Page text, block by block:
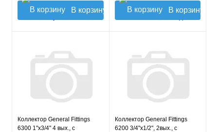
В корзину В корзину
Коллектор General Fittings
6300 1"х3/4" 4 вых., c
Коллектор General Fittings
6200 3/4"х1/2", 2вых., c